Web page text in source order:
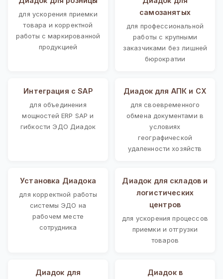
для ускорения приемки
товара и корректной
работы с маркированной
продукцией
самозанятых
для профессиональной
работы с крупными
заказчиками без лишней
бюрократии
Интеграция с SAP
для объединения
мощностей ERP SAP и
гибкости ЭДО Диадок
Диадок для АПК и СХ
для своевременного
обмена документами в
условиях
географической
удаленности хозяйств
Установка Диадока
для корректной работы
системы ЭДО на
рабочем месте
сотрудника
Диадок для складов и
логистических
центров
для ускорения процессов
приемки и отгрузки
товаров
Диадок для
Диадок в